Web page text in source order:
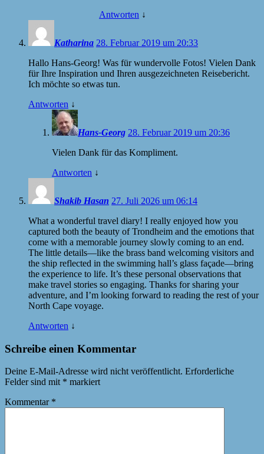
Antworten ↓
Katharina 28. Februar 2019 um 20:33
Hallo Hans-Georg! Was für wundervolle Fotos! Vielen Dank
für Ihre Inspiration und Ihren ausgezeichneten Reisebericht.
Ich möchte so etwas tun.
Antworten ↓
Hans-Georg 28. Februar 2019 um 20:36
Vielen Dank für das Kompliment.
Antworten ↓
Shakib Hasan 27. Juli 2026 um 06:14
What a wonderful travel diary! I really enjoyed how you
captured both the beauty of Trondheim and the emotions that
come with a memorable journey slowly coming to an end.
The little details—like the brass band welcoming visitors and
the ship reflected in the swimming hall’s glass façade—bring
the experience to life. It’s these personal observations that
make travel stories so engaging. Thanks for sharing your
adventure, and I’m looking forward to reading the rest of your
North Cape voyage.
Antworten ↓
Schreibe einen Kommentar
Deine E-Mail-Adresse wird nicht veröffentlicht. Erforderliche
Felder sind mit * markiert
Kommentar *